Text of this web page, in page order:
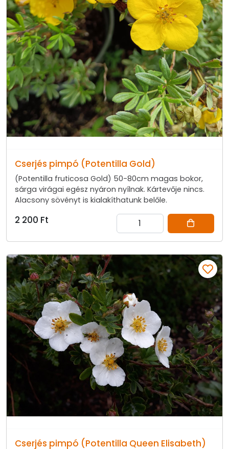
Cserjés pimpó (Potentilla Gold)
(Potentilla fruticosa Gold) 50-80cm magas bokor,
sárga virágai egész nyáron nyílnak. Kártevője nincs.
Alacsony sövényt is kialakíthatunk belőle.
2 200 Ft
Cserjés pimpó (Potentilla Queen Elisabeth)